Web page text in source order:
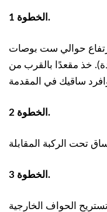
الخطوة 1.
حوالي ست بوصات
خذ مقعدًا بالقرب من
الخطوة 2.
الخطوة 3.
الحواف الخارجية